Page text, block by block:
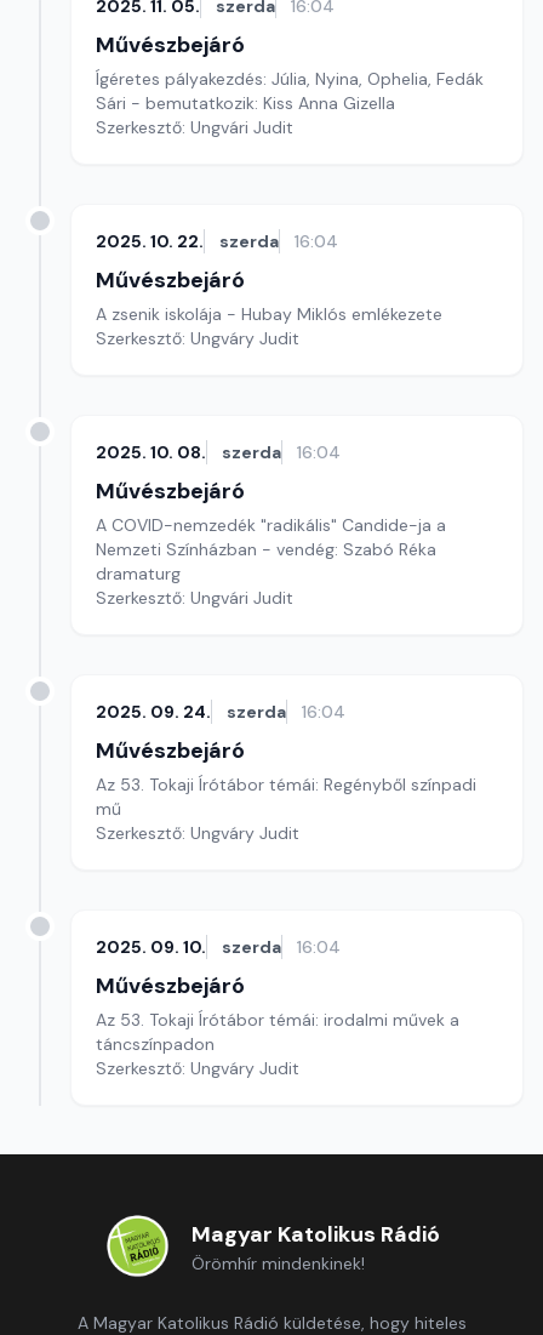
2025. 11. 05. szerda 16:04
Művészbejáró
Ígéretes pályakezdés: Júlia, Nyina, Ophelia, Fedák
Sári - bemutatkozik: Kiss Anna Gizella
Szerkesztő: Ungvári Judit
2025. 10. 22. szerda 16:04
Művészbejáró
A zsenik iskolája - Hubay Miklós emlékezete
Szerkesztő: Ungváry Judit
2025. 10. 08. szerda 16:04
Művészbejáró
A COVID-nemzedék "radikális" Candide-ja a
Nemzeti Színházban - vendég: Szabó Réka
dramaturg
Szerkesztő: Ungvári Judit
2025. 09. 24. szerda 16:04
Művészbejáró
Az 53. Tokaji Írótábor témái: Regényből színpadi
mű
Szerkesztő: Ungváry Judit
2025. 09. 10. szerda 16:04
Művészbejáró
Az 53. Tokaji Írótábor témái: irodalmi művek a
táncszínpadon
Szerkesztő: Ungváry Judit
Magyar Katolikus Rádió
Örömhír mindenkinek!
A Magyar Katolikus Rádió küldetése, hogy hiteles